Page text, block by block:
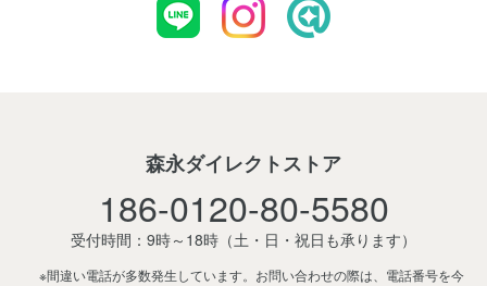
森永ダイレクトストア
186-0120-80-5580
受付時間：9時～18時 （土・日・祝日も承ります）
※間違い電話が多数発生しています。お問い合わせの際は、電話番号を今